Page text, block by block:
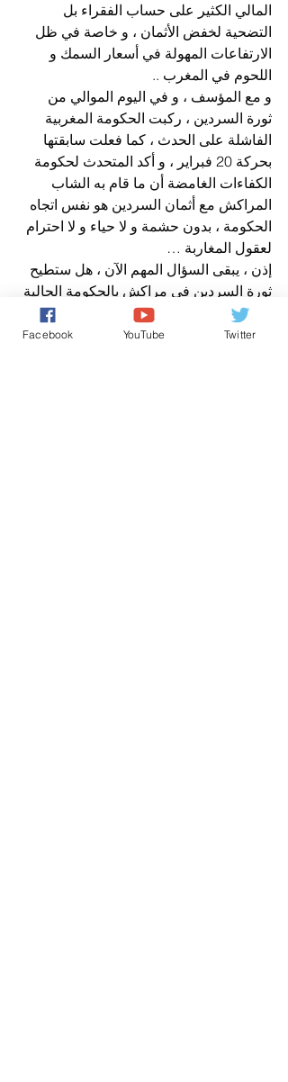
المالي الكثير على حساب الفقراء بل
التضحية لخفض الأثمان ، و خاصة في ظل
الارتفاعات المهولة في أسعار السمك و
اللحوم في المغرب ..
و مع المؤسف ، و في اليوم الموالي من
ثورة السردين ، ركبت الحكومة المغربية
الفاشلة على الحدث ، كما فعلت سابقتها
بحركة 20 فبراير ، و أكد المتحدث لحكومة
الكفاءات الغامضة أن ما قام به الشاب
المراكش مع أثمان السردين هو نفس اتجاه
الحكومة ، بدون حشمة و لا حياء و لا احترام
لعقول المغاربة …
إذن ، يبقى السؤال المهم الآن ، هل ستطيح
ثورة السردين في مراكش بالحكومة الحالية
و خاصة برئيسها الذي هو مسؤولا على نتائج
مخطط المغرب الاخضر و ما خلفه من Facebook YouTube Twitter